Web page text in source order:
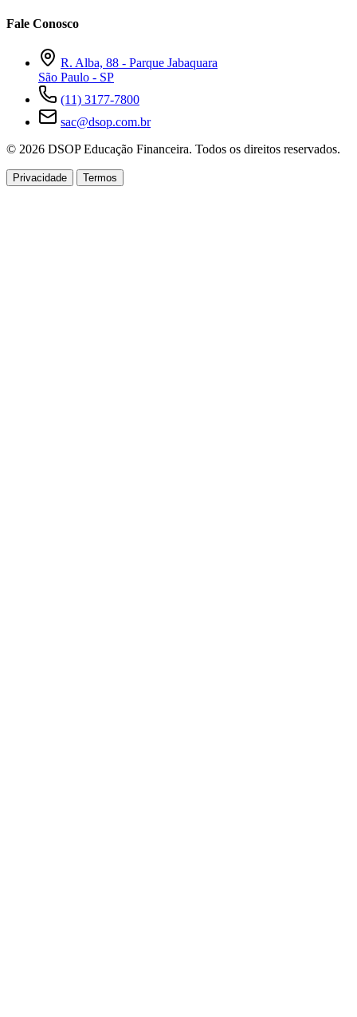
Fale Conosco
R. Alba, 88 - Parque Jabaquara
São Paulo - SP
(11) 3177-7800
sac@dsop.com.br
© 2026 DSOP Educação Financeira. Todos os direitos reservados.
Privacidade Termos